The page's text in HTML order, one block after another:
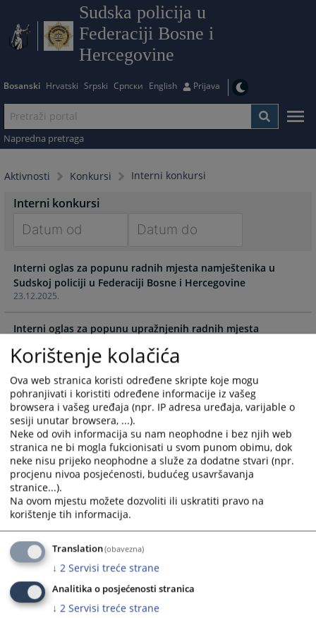
Sudska policija u
Federaciji Bosne i
Hercegovine
Bosanski Hrvatski Srpski Српски English Prijava
Napredna pretraga
Aktivnosti Konkursi Interni konkursi
Interni konkursi
forward
to
interact
with
the
calendar
and
select
a
date.
Press
the
question
mark
key
to
get
the
keyboard
shortcuts
for
changing
dates.
forward
to
with
the
calendar
and
select
a
date.
Press
the
question
mark
to
get
the
keyboard
shortcuts
changing
dates.
23.12.2025.
Interni oglas za popunu radnih mjesta namještenika u
Sudskoj policiji u Federaciji Bosne i Hercegovine
Interni oglas za popunu upražnjenih radnih mjesta
Hercegovine
09.02.2024.
Interni oglas za popunu upražnjenih radnih mjesta
namještenika u Sudskoj policiji u Federaciji Bosne i
Hercegovine
29.09.2023.
Interni oglas za popunu radnih mjesta namješenika u
Sudskoj policiji u Federaciji BiH
11.03.2021.
Interni oglas za popunu radnih mjesta namješenika u
Sudskoj policiji u Federaciji BiH
Korištenje kolačića
Ova web stranica koristi određene skripte koje mogu
pohranjivati i koristiti određene informacije iz vašeg
browsera i vašeg uređaja (npr. IP adresa uređaja, varijable o
sesiji unutar browsera, ...).
Neke od ovih informacija su nam neophodne i bez njih web
stranica ne bi mogla fukcionisati u svom punom obimu, dok
neke nisu prijeko neophodne a služe za dodatne stvari (npr.
procjenu nivoa posjećenosti, budućeg usavršavanja
stranice...).
Na ovom mjestu možete dozvoliti ili uskratiti pravo na
korištenje tih informacija.
Translation(obavezna)
↓ 2 Servisi treće strane
Analitika o posjećenosti stranica
↓ 2 Servisi treće strane